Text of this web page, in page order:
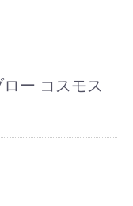
ー コスモス